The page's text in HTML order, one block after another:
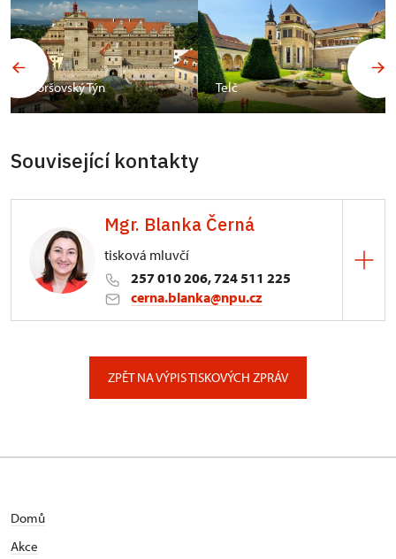
Horšovský Týn Telč
Související kontakty
Mgr. Blanka Černá
tisková mluvčí
257 010 206, 724 511 225
cerna.blanka@npu.cz
ZPĚT NA VÝPIS TISKOVÝCH ZPRÁV
Domů
Akce